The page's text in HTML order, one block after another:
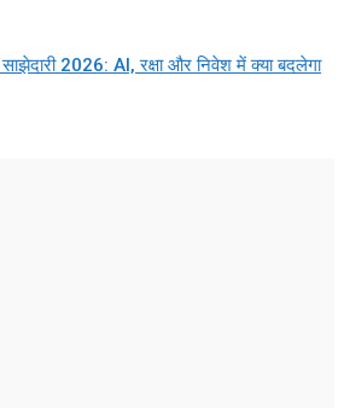
2026: AI, रक्षा और निवेश में क्या बदलेगा